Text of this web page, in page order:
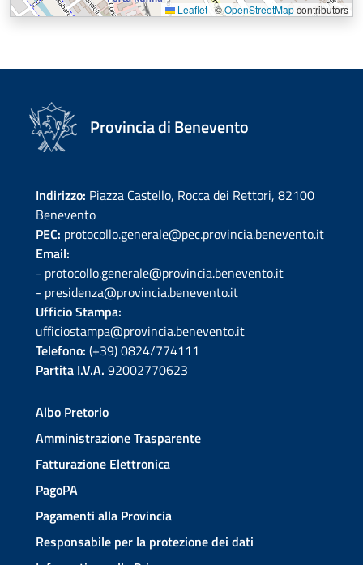
Leaflet |©OpenStreetMapcontributors
Provincia di Benevento
Indirizzo: Piazza Castello, Rocca dei Rettori, 82100
Benevento
PEC: protocollo.generale@pec.provincia.benevento.it
Email:
- protocollo.generale@provincia.benevento.it
- presidenza@provincia.benevento.it
Ufficio Stampa:
ufficiostampa@provincia.benevento.it
Telefono: (+39) 0824/774111
Partita I.V.A. 92002770623
Albo Pretorio
Amministrazione Trasparente
Fatturazione Elettronica
PagoPA
Pagamenti alla Provincia
Responsabile per la protezione dei dati